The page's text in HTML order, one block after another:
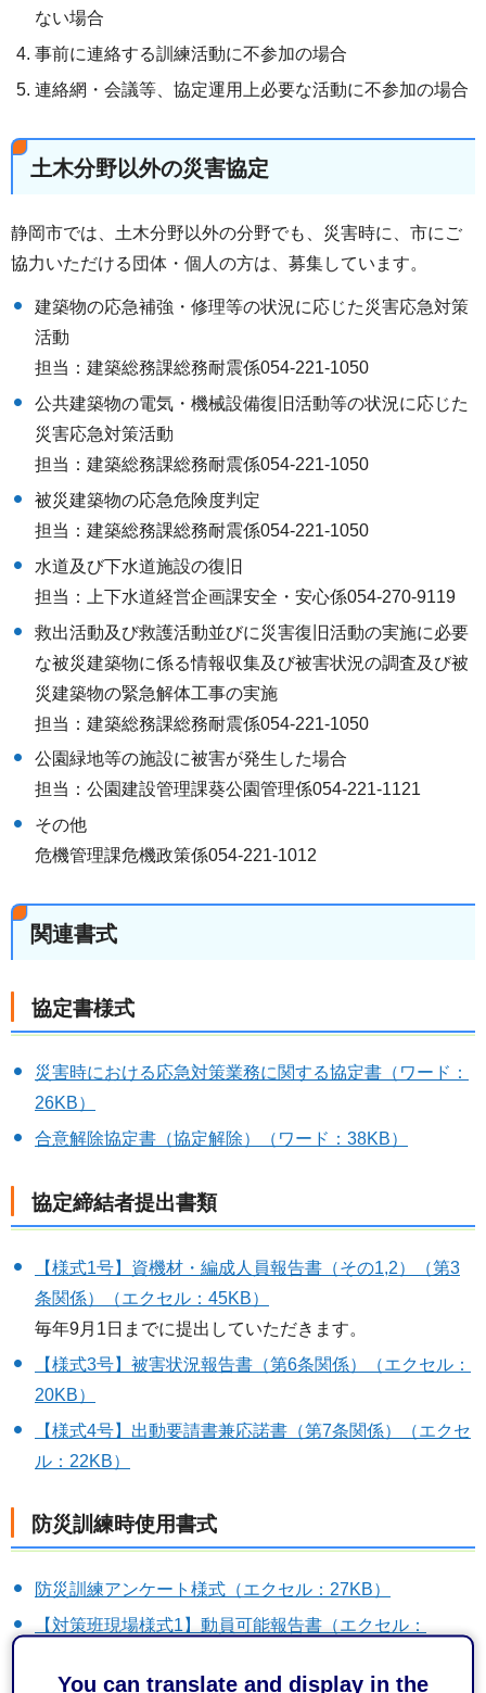
You can translate and display in the
ない場合
事前に連絡する訓練活動に不参加の場合
連絡網・会議等、協定運用上必要な活動に不参加の場合
土木分野以外の災害協定
静岡市では、土木分野以外の分野でも、災害時に、市にご
協力いただける団体・個人の方は、募集しています。
建築物の応急補強・修理等の状況に応じた災害応急対策
活動
担当：建築総務課総務耐震係054-221-1050
公共建築物の電気・機械設備復旧活動等の状況に応じた
災害応急対策活動
担当：建築総務課総務耐震係054-221-1050
被災建築物の応急危険度判定
担当：建築総務課総務耐震係054-221-1050
水道及び下水道施設の復旧
担当：上下水道経営企画課安全・安心係054-270-9119
救出活動及び救護活動並びに災害復旧活動の実施に必要
な被災建築物に係る情報収集及び被害状況の調査及び被
災建築物の緊急解体工事の実施
担当：建築総務課総務耐震係054-221-1050
公園緑地等の施設に被害が発生した場合
担当：公園建設管理課葵公園管理係054-221-1121
その他
危機管理課危機政策係054-221-1012
関連書式
協定書様式
災害時における応急対策業務に関する協定書（ワード：
26KB）
合意解除協定書（協定解除）（ワード：38KB）
協定締結者提出書類
【様式1号】資機材・編成人員報告書（その1,2）（第3
条関係）（エクセル：45KB）
毎年9月1日までに提出していただきます。
【様式3号】被害状況報告書（第6条関係）（エクセル：
20KB）
【様式4号】出動要請書兼応諾書（第7条関係）（エクセ
ル：22KB）
防災訓練時使用書式
防災訓練アンケート様式（エクセル：27KB）
【対策班現場様式1】動員可能報告書（エクセル：